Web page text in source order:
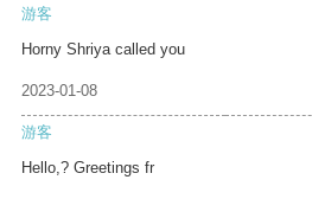
游客
Horny Shriya called you
2023-01-08
游客
Hello,? Greetings fr